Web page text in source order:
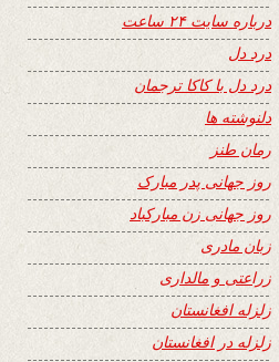
درباره سایت ۲۴ ساعت
درد دل
درد دل با کاکا ترجمان
دلنوشته ها
رمان طنز
روز جهانی پدر مبارک
روز جهانی زن مبارکباد
زبان مادری
زراعتی و مالداری
زلزله افغانستان
زلزله در افغانستان